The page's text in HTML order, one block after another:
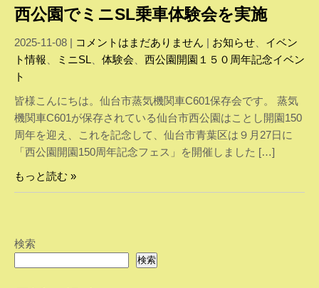
西公園でミニSL乗車体験会を実施
2025-11-08 | コメントはまだありません | お知らせ
イベン
ト情報
ミニSL 体験会
西公園開園１５０周年記念イベン
ト
皆様こんにちは。仙台市蒸気機関車C601保存会です。 蒸気
機関車C601が保存されている仙台市西公園はことし開園150
周年を迎え、これを記念して、仙台市青葉区は９月27日に
「西公園開園150周年記念フェス」を開催しました […]
もっと読む »
検索
検索